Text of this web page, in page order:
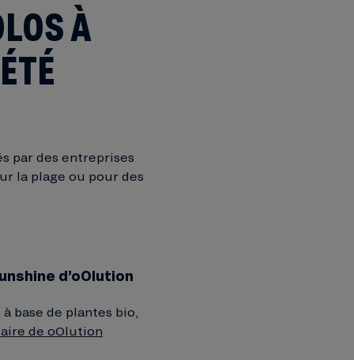
À
par des entreprises
la plage ou pour des
d’oOlution
base de plantes bio,
de oOlution